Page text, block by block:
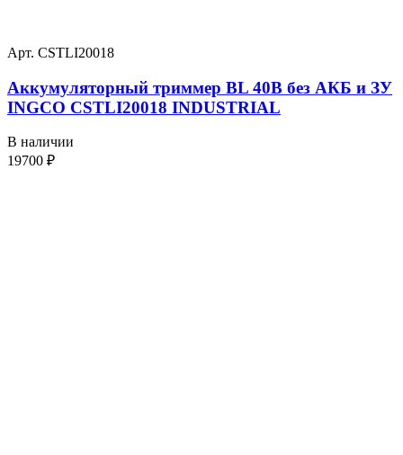
Арт. CSTLI20018
Аккумуляторный триммер BL 40В без АКБ и ЗУ
INGCO CSTLI20018 INDUSTRIAL
В наличии
19700 ₽